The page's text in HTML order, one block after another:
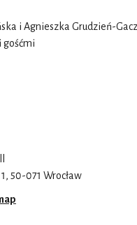
i Agnieszka Grudzień-
gośćmi
50-071 Wrocław